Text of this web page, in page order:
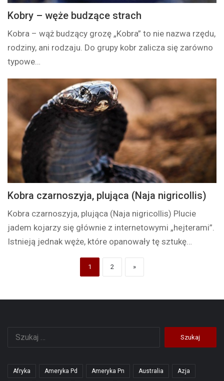
Kobry – węże budzące strach
Kobra – wąż budzący grozę „Kobra” to nie nazwa rzędu,
rodziny, ani rodzaju. Do grupy kobr zalicza się zarówno
typowe…
Kobra czarnoszyja, plująca (Naja nigricollis)
Kobra czarnoszyja, plująca (Naja nigricollis) Plucie
jadem kojarzy się głównie z internetowymi „hejterami”.
Istnieją jednak węże, które opanowały tę sztukę…
1 2 »
Afryka Ameryka Pd Ameryka Pn Australia Azja